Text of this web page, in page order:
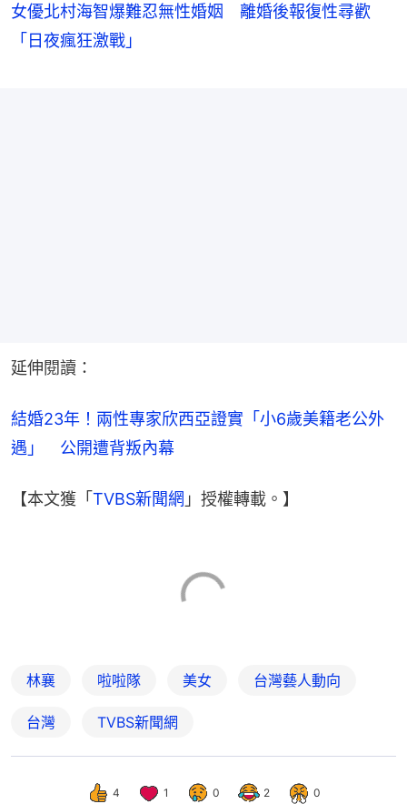
女優北村海智爆難忍無性婚姻 離婚後報復性尋歡
「日夜瘋狂激戰」
延伸閱讀：
結婚23年！兩性專家欣西亞證實「小6歲美籍老公外
遇」　公開遭背叛內幕
【本文獲「 TVBS新聞網 」授權轉載。】
林襄 啦啦隊 美女 台灣藝人動向
台灣 TVBS新聞網
4 1 0 2 0